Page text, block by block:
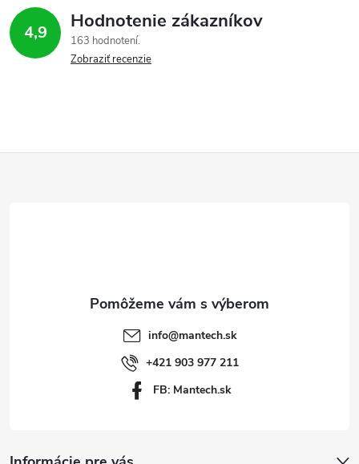
v 4,9 Hodnotenie zákazníkov
163 hodnotení
Zobraziť recenzie
info@mantech.sk
+421 903 977 211
FB: Mantech.sk